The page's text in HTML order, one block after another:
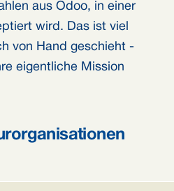
aus Odoo, in einer
wird. Das ist viel
von Hand geschieht -
eigentliche Mission